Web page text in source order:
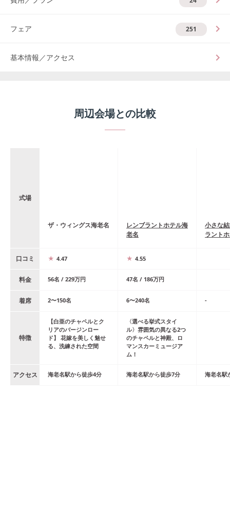
フェア 251
基本情報／アクセス
周辺会場との比較
式場
ザ・ウィングス海老名
レンブラントホテル海
老名
小さな
ラント
口コミ 4.47 4.55
料金 56名 / 229万円 47名 / 186万円
着席 2〜150名 6〜240名 -
特徴
【白亜のチャペルとク
リアのバージンロー
ド】 花嫁を美しく魅せ
る、洗練された空間
〈選べる挙式スタイ
ル〉雰囲気の異なる2つ
のチャペルと神殿、ロ
マンスカーミュージア
ム！
アクセス 海老名駅から徒歩4分 海老名駅から徒歩7分 海老名駅